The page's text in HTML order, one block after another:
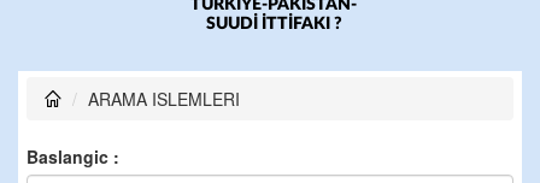
TÜRKİYE-PAKİSTAN-
SUUDİ İTTİFAKI ?
ARAMA ISLEMLERI
Baslangic :